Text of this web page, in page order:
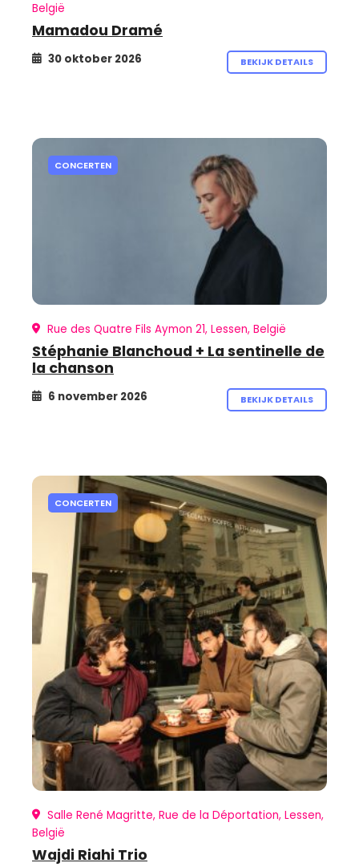
België
Mamadou Dramé
30 oktober 2026 BEKIJK DETAILS
CONCERTEN
Rue des Quatre Fils Aymon 21, Lessen, België
Stéphanie Blanchoud + La sentinelle de
la chanson
6 november 2026 BEKIJK DETAILS
CONCERTEN
Salle René Magritte, Rue de la Déportation, Lessen,
België
Wajdi Riahi Trio